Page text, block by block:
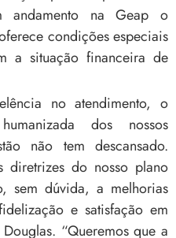
na Geap o
condições especiais
a situação financeira de
no atendimento, o
dos nossos
não tem descansado.
diretrizes do nosso plano
sem dúvida, a melhorias
e satisfação em
“Queremos que a